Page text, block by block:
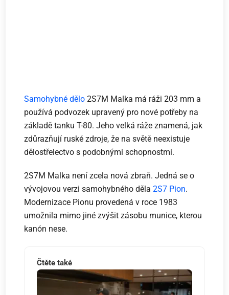
Samohybné dělo 2S7M Malka má ráži 203 mm a
používá podvozek upravený pro nové potřeby na
základě tanku T-80. Jeho velká ráže znamená, jak
zdůrazňují ruské zdroje, že na světě neexistuje
dělostřelectvo s podobnými schopnostmi.
2S7M Malka není zcela nová zbraň. Jedná se o
vývojovou verzi samohybného děla2S7 Pion.
Modernizace Pionu provedená v roce 1983
umožnila mimo jiné zvýšit zásobu munice, kterou
kanón nese.
Čtěte také